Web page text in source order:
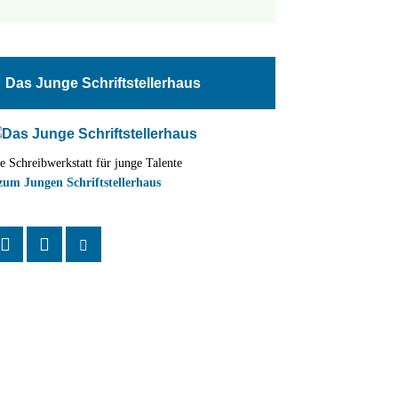
Das Junge Schriftstellerhaus
Schreibwerkstatt für junge Talente
Jungen Schriftstellerhaus